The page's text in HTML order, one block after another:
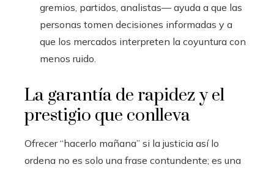
gremios, partidos, analistas— ayuda a que las
personas tomen decisiones informadas y a
que los mercados interpreten la coyuntura con
menos ruido.
La garantía de rapidez y el
prestigio que conlleva
Ofrecer “hacerlo mañana” si la justicia así lo
ordena no es solo una frase contundente; es una